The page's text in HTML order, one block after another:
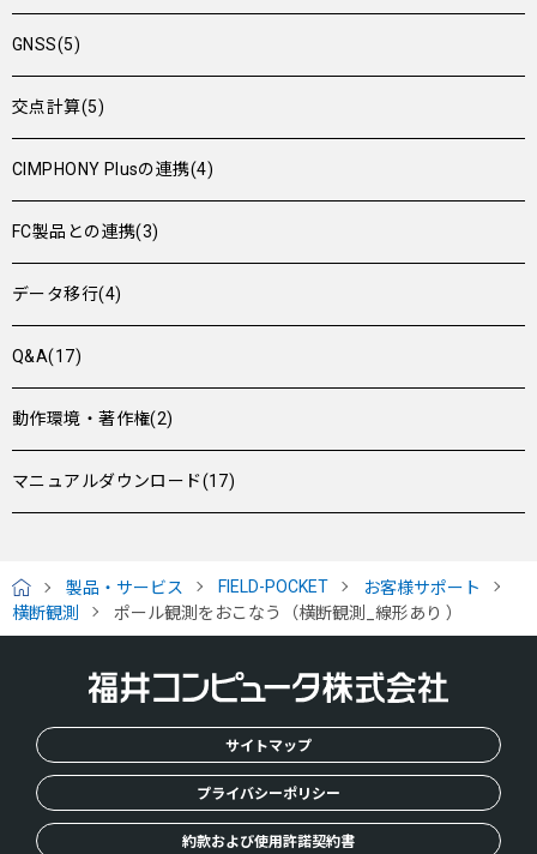
GNSS(5)
交点計算(5)
CIMPHONY Plusの連携(4)
FC製品との連携(3)
データ移行(4)
Q&A(17)
動作環境・著作権(2)
マニュアルダウンロード(17)
H
O
製品・サービス FIELD-POCKET
お客様サポート
横断観測
ポール観測をおこなう（横断観測_線形あり ）
サイトマップ
プライバシーポリシー
約款および使用許諾契約書